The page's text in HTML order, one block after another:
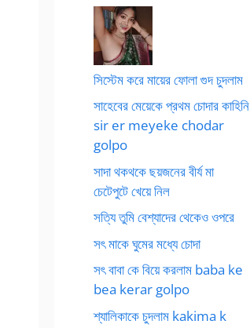
সিস্টেম করে মায়ের ফোলা গুদ চুদলাম
সাহেবের মেয়েকে প্রথম চোদার কাহিনি
sir er meyeke chodar
golpo
সাদা থকথকে ছয়জনের বীর্য মা
চেটেপুটে খেয়ে নিল
সত্যি তুমি বেশ্যাদের থেকেও ওপরে
সৎ মাকে ঘুমের মধ্যে চোদা
সৎ বাবা কে বিয়ে করলাম baba ke
bea kerar golpo
শ্যালিকাকে চুদলাম kakima k